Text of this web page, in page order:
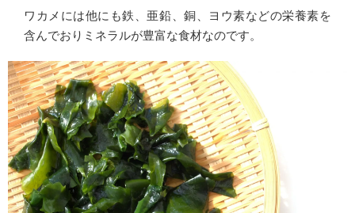
ワカメには他にも鉄、亜鉛、銅、ヨウ素などの栄養素を
含んでおりミネラルが豊富な食材なのです。